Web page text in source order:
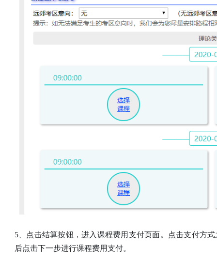
5、点击结算按钮，进入课程费用支付页面。点击支付方
后点击下一步进行课程费用支付。